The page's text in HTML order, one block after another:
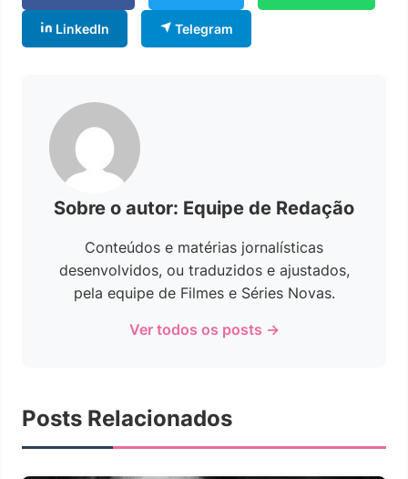
LinkedIn Telegram
Sobre o autor: Equipe de Redação
Conteúdos e matérias jornalísticas
desenvolvidos, ou traduzidos e ajustados,
pela equipe de Filmes e Séries Novas.
Ver todos os posts →
Posts Relacionados